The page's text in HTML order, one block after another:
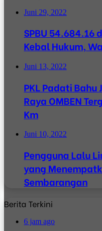
Juni 29, 2022
SPBU 54.684.16
Kebal Hukum,
Juni 13, 2022
PKL Padati
Raya OMBEN
Km
Juni 10, 2022
Pengguna Lalu
yang
Sembarangan
Berita Terkini
6 jam ago